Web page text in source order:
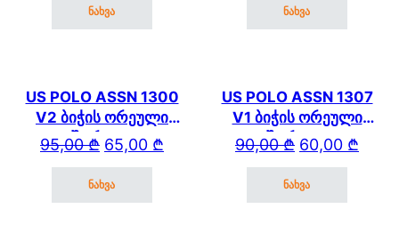
ნახვა
ნახვა
US POLO ASSN 1300
V2 ბიჭის ორეული
შორტით
95,00₾ Original price was: 95,00 ₾.
65,00 ₾
Current price is: 65,00 ₾.
ნახვა
US POLO ASSN 1307
V1 ბიჭის ორეული
შორტით
90,00₾ Original price
60,00 ₾
Current price is:
ნახვა